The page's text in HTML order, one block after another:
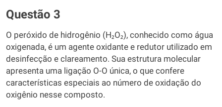
Questão 3
O peróxido de hidrogênio (H₂O₂), conhecido como água
oxigenada, é um agente oxidante e redutor utilizado em
desinfecção e clareamento. Sua estrutura molecular
apresenta uma ligação O-O única, o que confere
características especiais ao número de oxidação do
oxigênio nesse composto.